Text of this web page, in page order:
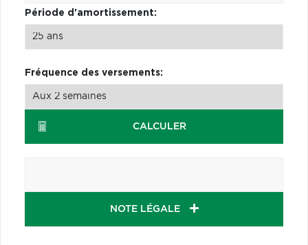
Période d'amortissement:
Fréquence des versements:
CALCULER
NOTE LÉGALE